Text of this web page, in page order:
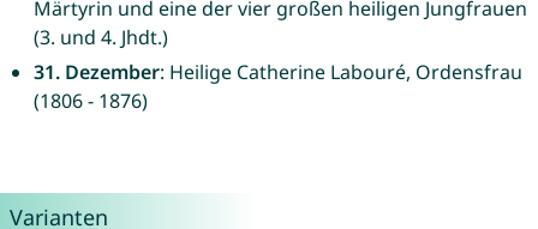
Märtyrin und eine der vier großen heiligen Jungfrauen
(3. und 4. Jhdt.)
31. Dezember: Heilige Catherine Labouré, Ordensfrau
(1806 - 1876)
Varianten